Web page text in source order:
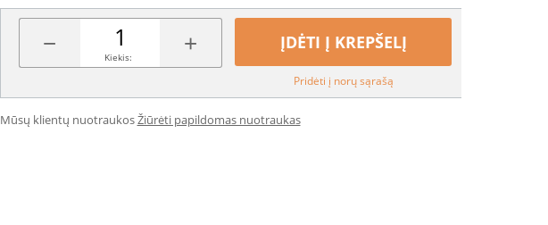
− +
Kiekis:
ĮDĖTI Į KREPŠELĮ
Pridėti į norų sąrašą
Mūsų klientų nuotraukosŽiūrėti papildomas nuotraukas